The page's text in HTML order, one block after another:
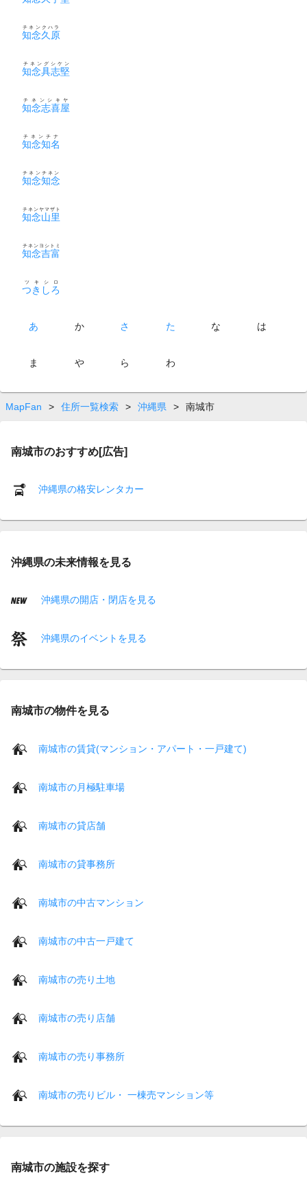
知念久原
チネンクハラ
知念具志堅
チネングシケン
知念志喜屋
チネンシキヤ
知念知名
チネンチナ
知念知念
チネンチネン
知念山里
チネンヤマザト
知念吉富
チネンヨシトミ
つきしろ
ツキシロ
あ か さ た な は
ま や ら わ
MapFan > 住所一覧検索 > 沖縄県 > 南城市
南城市のおすすめ[広告]
沖縄県の格安レンタカー
沖縄県の未来情報を見る
沖縄県の開店・閉店を見る
沖縄県のイベントを見る
南城市の物件を見る
南城市の賃貸(マンション・アパート・一戸建て)
南城市の月極駐車場
南城市の貸店舗
南城市の貸事務所
南城市の中古マンション
南城市の中古一戸建て
南城市の売り土地
南城市の売り店舗
南城市の売り事務所
南城市の売りビル・ 一棟売マンション等
南城市の施設を探す